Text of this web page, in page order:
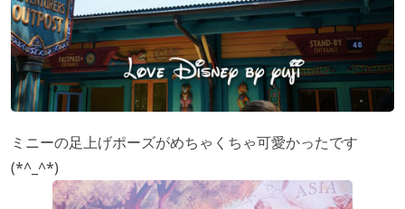
ミニーの足上げポーズがめちゃくちゃ可愛かったです
(*^_^*)